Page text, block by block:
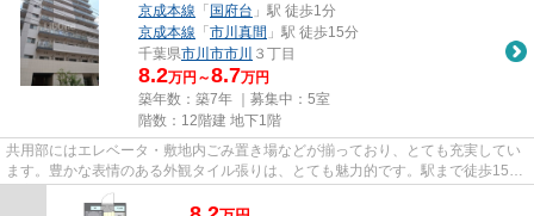
京成本線 「 国府台 」駅 徒歩1分
京成本線 「 市川真間 」駅 徒歩15分
千葉県市川市市川 ３丁目
8.2万円～8.7万円
築年数：築7年 ｜募集中： 5室
階数：12階建 地下1階
共用部にはエレベータ・敷地内ごみ置き場などが揃っており、とても充実してい
ます。豊かな表情のある外観タイル張りは、とても魅力的です。駅まで徒歩15分
に立地する物件です。2018年...